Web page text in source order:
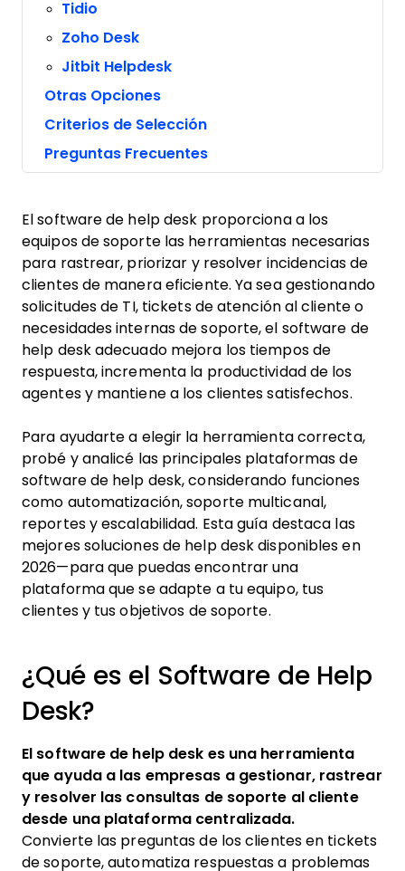
Tidio
Zoho Desk
Jitbit Helpdesk
Otras Opciones
Criterios de Selección
Preguntas Frecuentes
El software de help desk proporciona a los
equipos de soporte las herramientas necesarias
para rastrear, priorizar y resolver incidencias de
clientes de manera eficiente. Ya sea gestionando
solicitudes de TI, tickets de atención al cliente o
necesidades internas de soporte, el software de
help desk adecuado mejora los tiempos de
respuesta, incrementa la productividad de los
agentes y mantiene a los clientes satisfechos.
Para ayudarte a elegir la herramienta correcta,
probé y analicé las principales plataformas de
software de help desk, considerando funciones
como automatización, soporte multicanal,
reportes y escalabilidad. Esta guía destaca las
mejores soluciones de help desk disponibles en
2026—para que puedas encontrar una
plataforma que se adapte a tu equipo, tus
clientes y tus objetivos de soporte.
¿Qué es el Software de Help
Desk?
El software de help desk es una herramienta
que ayuda a las empresas a gestionar, rastrear
y resolver las consultas de soporte al cliente
desde una plataforma centralizada.
Convierte las preguntas de los clientes en tickets
de soporte, automatiza respuestas a problemas